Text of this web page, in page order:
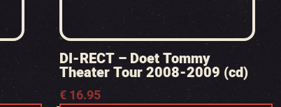
DI-RECT – Doet Tommy
Theater Tour 2008-2009 (cd)
€16.95